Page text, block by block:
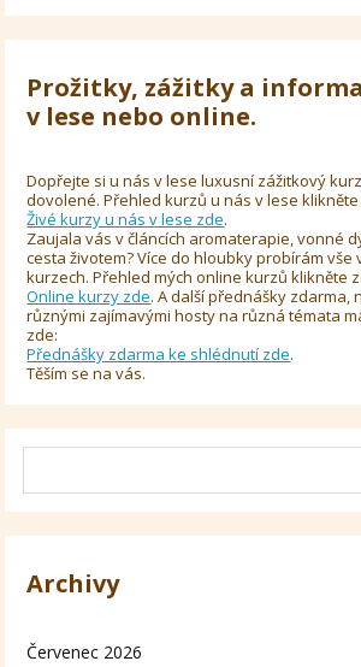
Prožitky, zážitky a
v lese nebo online.
Dopřejte si u nás v lese luxusní zážitkový
dovolené. Přehled kurzů u nás v lese klikněte
Živé kurzy u nás v lese zde.
Zaujala vás v článcích aromaterapie, vonné
cesta životem? Více do hloubky probírám vše
kurzech. Přehled mých online kurzů klikněte
Online kurzy zde. A další přednášky zdarma,
různými zajímavými hosty na různá témata
zde:
Přednášky zdarma ke shlédnutí zde.
Těším se na vás.
Archivy
Červenec 2026